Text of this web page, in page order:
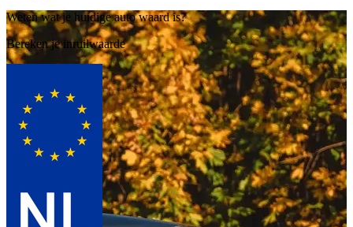
Weten wat je huidige auto waard is?
Bereken je inruilwaarde